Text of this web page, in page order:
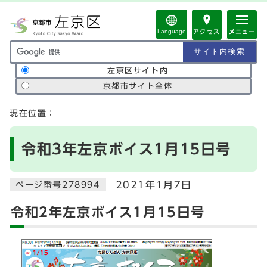
Language アクセス メニュー
サイト内検索の範囲
左京区サイト内
京都市サイト全体
ここから本文です
現在位置：
令和3年左京ボイス1月15日号
ページ番号278994 2021年1月7日
令和2年左京ボイス1月15日号